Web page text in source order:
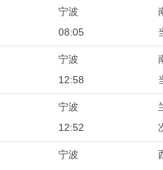
宁波
08:05
宁波
12:58
宁波
12:52
宁波